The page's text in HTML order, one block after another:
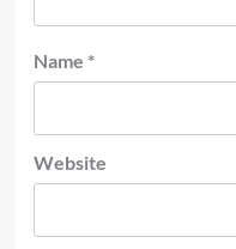
Name *
Website